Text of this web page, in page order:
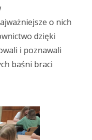
o nich
dzięki
i poznawali
baśni braci